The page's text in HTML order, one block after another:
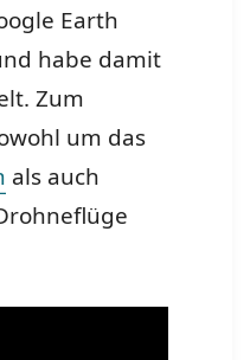
Earth
habe damit
Zum
um das
als auch